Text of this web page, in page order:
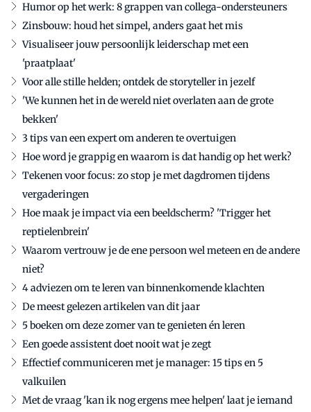
Humor op het werk: 8 grappen van collega-ondersteuners
Zinsbouw: houd het simpel, anders gaat het mis
Visualiseer jouw persoonlijk leiderschap met een
'praatplaat'
Voor alle stille helden; ontdek de storyteller in jezelf
'We kunnen het in de wereld niet overlaten aan de grote
bekken'
3 tips van een expert om anderen te overtuigen
Hoe word je grappig en waarom is dat handig op het werk?
Tekenen voor focus: zo stop je met dagdromen tijdens
vergaderingen
Hoe maak je impact via een beeldscherm? 'Trigger het
reptielenbrein'
Waarom vertrouw je de ene persoon wel meteen en de andere
niet?
4 adviezen om te leren van binnenkomende klachten
De meest gelezen artikelen van dit jaar
5 boeken om deze zomer van te genieten én leren
Een goede assistent doet nooit wat je zegt
Effectief communiceren met je manager: 15 tips en 5
valkuilen
Met de vraag 'kan ik nog ergens mee helpen' laat je iemand